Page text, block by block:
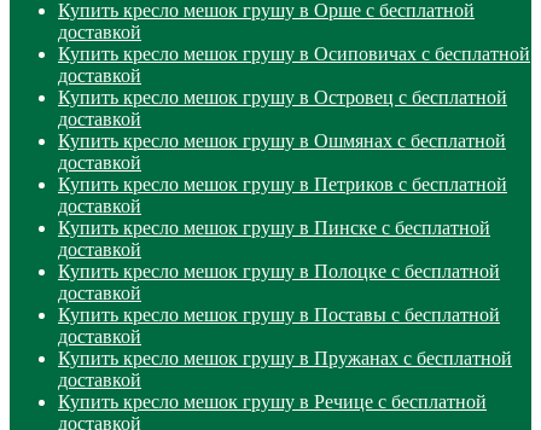
Купить кресло мешок грушу в Орше с бесплатной
доставкой
Купить кресло мешок грушу в Осиповичах с бесплатной
доставкой
Купить кресло мешок грушу в Островец с бесплатной
доставкой
Купить кресло мешок грушу в Ошмянах с бесплатной
доставкой
Купить кресло мешок грушу в Петриков с бесплатной
доставкой
Купить кресло мешок грушу в Пинске с бесплатной
доставкой
Купить кресло мешок грушу в Полоцке с бесплатной
доставкой
Купить кресло мешок грушу в Поставы с бесплатной
доставкой
Купить кресло мешок грушу в Пружанах с бесплатной
доставкой
Купить кресло мешок грушу в Речице с бесплатной
доставкой